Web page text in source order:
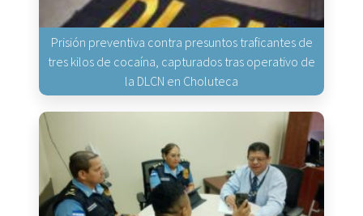
Prisión preventiva contra presuntos traficantes de
tres kilos de cocaína, capturados tras operativo de
la DLCN en Choluteca